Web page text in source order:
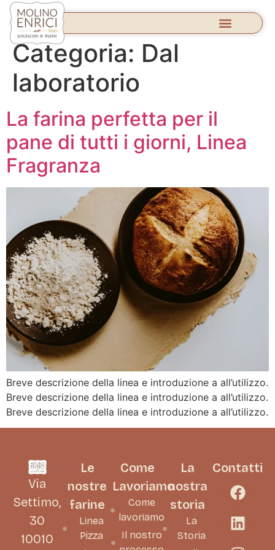
Categoria: Dal
laboratorio
La farina perfetta per il
pane di tutti i giorni, Linea
Fragranza
Breve descrizione della linea e introduzione a all’utilizzo.
Breve descrizione della linea e introduzione a all’utilizzo.
Breve descrizione della linea e introduzione a all’utilizzo.
Via
Settimo,
30
10010
Le
nostre
farine
Linea
Pizza
Come
Lavoriamo
Come
lavoriamo
Il nostro
La
nostra
storia
La
Storia
Contatti